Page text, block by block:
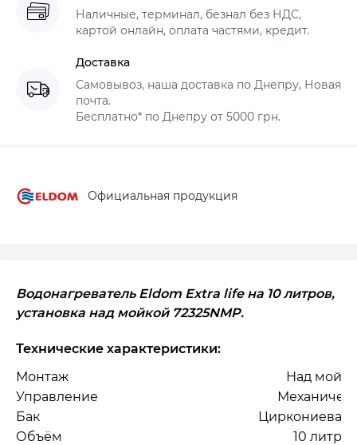
Наличные, терминал, безнал без НДС,
картой онлайн, оплата частями, кредит.
Доставка
Самовывоз, наша доставка по Днепру, Новая
почта.
Бесплатно* по Днепру от 5000 грн.
Официальная продукция
Водонагреватель Eldom Extra life на 10 литров,
установка над мойкой 72325NMP.
Технические характеристики:
Монтаж
Над
Управление
Бак
Циркониевая
Объём
10 литров